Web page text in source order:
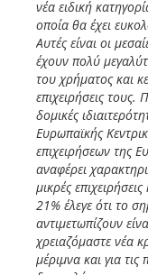
νέα ειδική
οποία θα έχει
Αυτές είναι οι
έχουν πολύ
του χρήματος και
επιχειρήσεις
δομικές
Ευρωπαϊκής
επιχειρήσεων της
αναφέρει
μικρές
21% έλεγε ότι το
αντιμετωπίζουν
χρειαζόμαστε νέα
μέριμνα και για τις